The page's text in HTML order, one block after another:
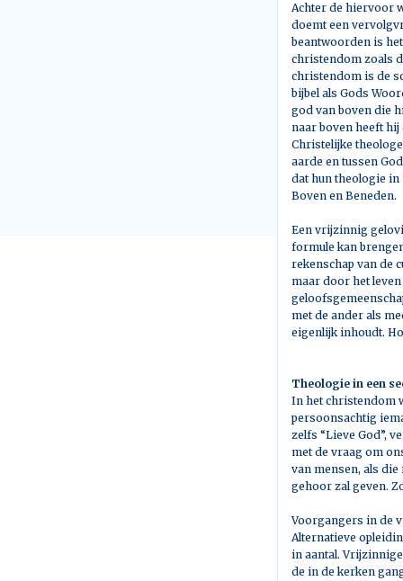
Achter de hiervoor
doemt een
beantwoorden is
christendom zoals
christendom is de
bijbel als Gods
god van boven die
naar boven heeft
Christelijke
aarde en tussen
dat hun theologie
Boven en Beneden.
Een vrijzinnig
formule kan
rekenschap van de
maar door het
met de ander als
eigenlijk inhoudt.
Theologie in een
In het christendom
persoonsachtig
zelfs “Lieve God”,
met de vraag om
van mensen, als
gehoor zal geven.
Voorgangers in de
Alternatieve
in aantal.
de in de kerken